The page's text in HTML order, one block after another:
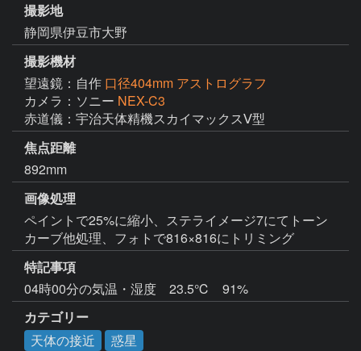
撮影地
静岡県伊豆市大野
撮影機材
望遠鏡：自作 口径404mm アストログラフ
カメラ：ソニー NEX-C3
赤道儀：宇治天体精機スカイマックスⅤ型
焦点距離
892mm
画像処理
ペイントで25%に縮小、ステライメージ7にてトーン
カーブ他処理、フォトで816×816にトリミング
特記事項
04時00分の気温・湿度　23.5℃　91%
カテゴリー
天体の接近
惑星